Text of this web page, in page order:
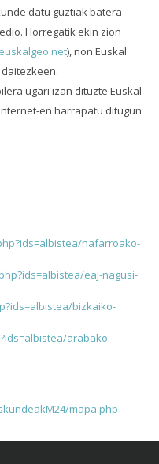
datu guztiak batera
Horregatik ekin zion
), non Euskal
ugari izan dituzte Euskal
en harrapatu ditugun
nafarroako-
eaj-nagusi-
bizkaiko-
arabako-
mapa.php